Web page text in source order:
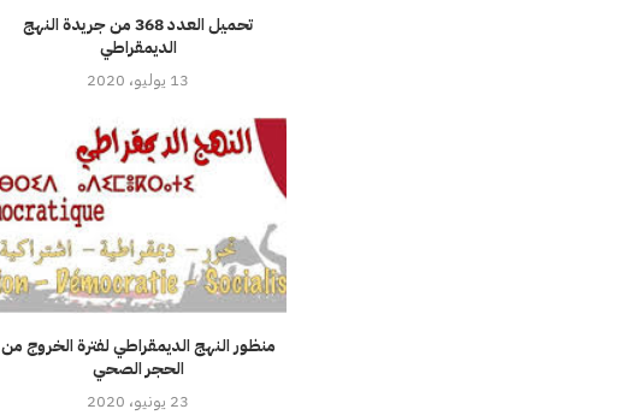
تحميل العدد 368 من جريدة النهج
الديمقراطي
13 يوليو، 2020
منظور النهج الديمقراطي لفترة الخروج من
الحجر الصحي
23 يونيو، 2020